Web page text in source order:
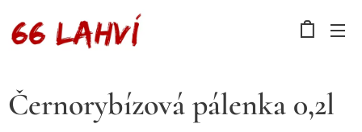
Černorybízová pálenka 0,2l